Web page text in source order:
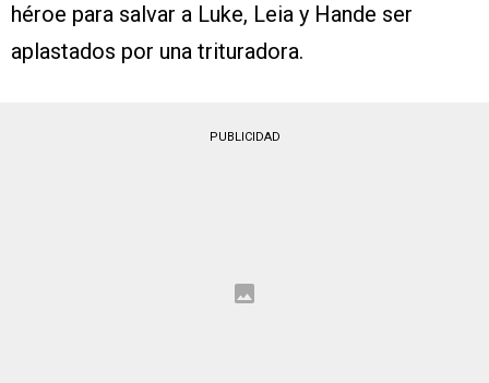
héroe para salvar a Luke, Leia y Hande ser
aplastados por una trituradora.
PUBLICIDAD